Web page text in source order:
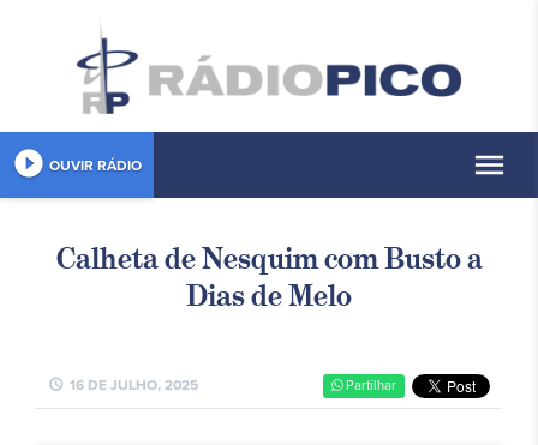
play_circle_filled OUVIR RÁDIO menu
Calheta de Nesquim com Busto a
Dias de Melo
schedule 16 DE JULHO, 2025 Partilhar